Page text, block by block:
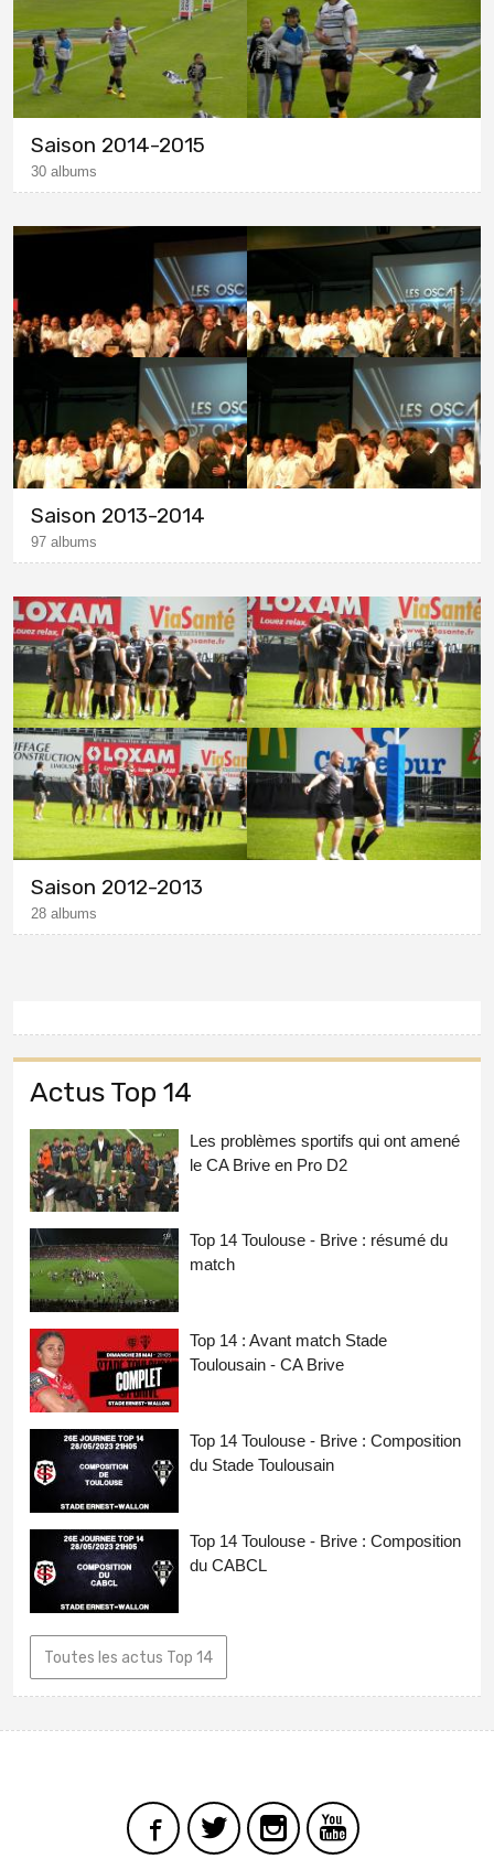
Saison 2014-2015
30 albums
Saison 2013-2014
97 albums
Saison 2012-2013
28 albums
Actus Top 14
Les problèmes sportifs qui ont amené
le CA Brive en Pro D2
Top 14 Toulouse - Brive : résumé du
match
Top 14 : Avant match Stade
Toulousain - CA Brive
Top 14 Toulouse - Brive : Composition
du Stade Toulousain
Top 14 Toulouse - Brive : Composition
du CABCL
Toutes les actus Top 14